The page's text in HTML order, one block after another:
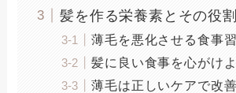
髪を作る栄養素とその役割
薄毛を悪化させる食事
髪に良い食事を心がけよ
薄毛は正しいケアで改